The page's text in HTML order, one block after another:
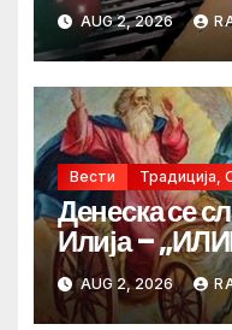
AUG 2, 2026
Вести Традиција,
Денеска се
Илија –
AUG 2, 2026